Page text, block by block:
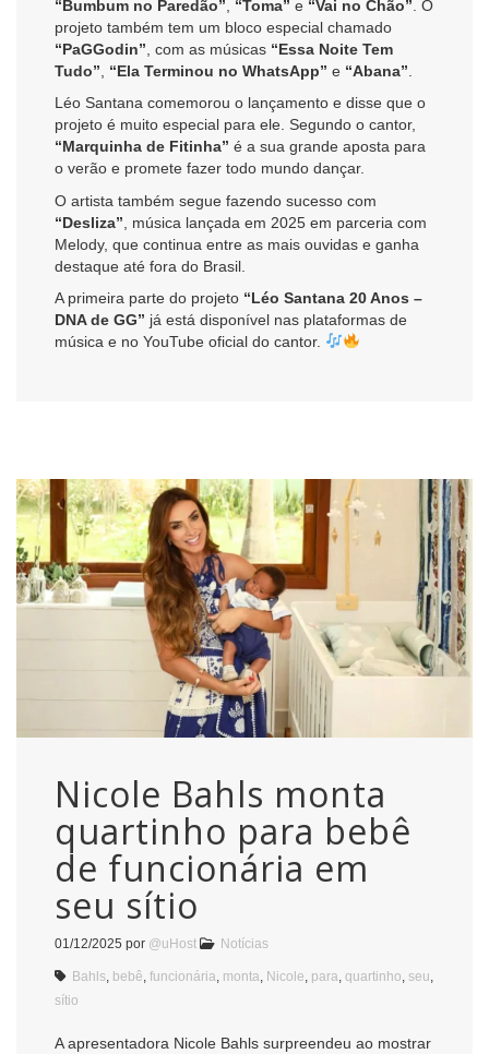
“Bumbum no Paredão” “Toma” e “Vai no Chão” . O
projeto também tem um bloco especial chamado
“PaGGodin” , com as músicas “Essa Noite Tem
Tudo”
“Ela Terminou no WhatsApp” e “Abana”
Léo Santana comemorou o lançamento e disse que o
projeto é muito especial para ele. Segundo o cantor,
“Marquinha de Fitinha” é a sua grande aposta para
o verão e promete fazer todo mundo dançar.
O artista também segue fazendo sucesso com
“Desliza” , música lançada em 2025 em parceria com
Melody, que continua entre as mais ouvidas e ganha
destaque até fora do Brasil.
A primeira parte do projeto “Léo Santana 20 Anos –
DNA de GG” já está disponível nas plataformas de
música e no YouTube oficial do cantor.
Nicole Bahls monta
quartinho para bebê
de funcionária em
seu sítio
01/12/2025 por @uHost Notícias
Bahls bebê funcionária monta Nicole para quartinho seu
sítio
A apresentadora Nicole Bahls surpreendeu ao mostrar